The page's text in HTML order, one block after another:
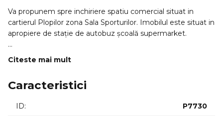
Va propunem spre inchiriere spatiu comercial situat in
cartierul Plopilor zona Sala Sporturilor. Imobilul este situat in
apropiere de stație de autobuz școală supermarket.
Dispune de acces stradal si este situat aproape de o artera
o suprafata utila de 165mp este compus din 5 incaperi +
Citeste mai mult
Caracteristici
ID: P7730